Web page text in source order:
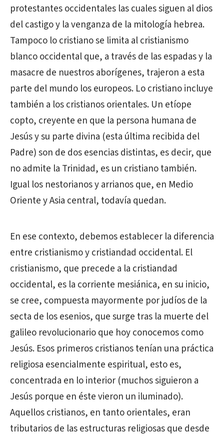
protestantes occidentales las cuales siguen al dios
del castigo y la venganza de la mitología hebrea.
Tampoco lo cristiano se limita al cristianismo
blanco occidental que, a través de las espadas y la
masacre de nuestros aborígenes, trajeron a esta
parte del mundo los europeos. Lo cristiano incluye
también a los cristianos orientales. Un etíope
copto, creyente en que la persona humana de
Jesús y su parte divina (esta última recibida del
Padre) son de dos esencias distintas, es decir, que
no admite la Trinidad, es un cristiano también.
Igual los nestorianos y arrianos que, en Medio
Oriente y Asia central, todavía quedan.
En ese contexto, debemos establecer la diferencia
entre cristianismo y cristiandad occidental. El
cristianismo, que precede a la cristiandad
occidental, es la corriente mesiánica, en su inicio,
se cree, compuesta mayormente por judíos de la
secta de los esenios, que surge tras la muerte del
galileo revolucionario que hoy conocemos como
Jesús. Esos primeros cristianos tenían una práctica
religiosa esencialmente espiritual, esto es,
concentrada en lo interior (muchos siguieron a
Jesús porque en éste vieron un iluminado).
Aquellos cristianos, en tanto orientales, eran
tributarios de las estructuras religiosas que desde